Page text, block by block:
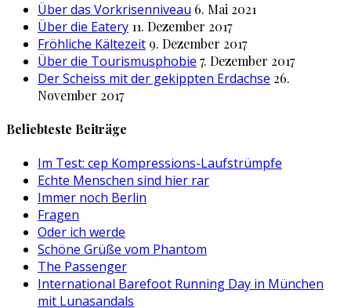
Über das Vorkrisenniveau 6. Mai 2021
Über die Eatery 11. Dezember 2017
Fröhliche Kältezeit 9. Dezember 2017
Über die Tourismusphobie 7. Dezember 2017
Der Scheiss mit der gekippten Erdachse 26.
November 2017
Beliebteste Beiträge
Im Test: cep Kompressions-Laufstrümpfe
Echte Menschen sind hier rar
Immer noch Berlin
Fragen
Oder ich werde
Schöne Grüße vom Phantom
The Passenger
International Barefoot Running Day in München
mit Lunasandals